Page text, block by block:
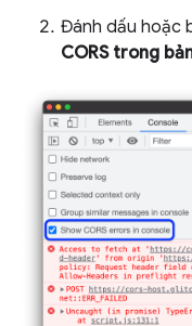
Đánh dấu hoặc
CORS trong